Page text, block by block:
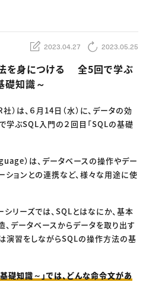
お知らせ
ル×つながる×メディア
2023.04.27 2023.05.25
を身につける 全5回で学ぶ
礎知識～
）は、６月14日（水）に、データの効
学ぶSQL入門の２回目「SQLの基礎
）は、データベースの操作やデー
ションとの連携など、様々な用途に使
リーズでは、SQLとはなにか、基本
データベースからデータを取り出す
演習をしながらSQLの操作方法の基
礎知識～」では、どんな命令文があ